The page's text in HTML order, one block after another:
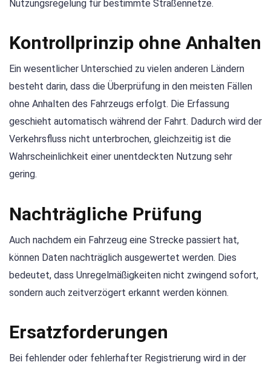
Nutzungsregelung für bestimmte Straßennetze.
Kontrollprinzip ohne Anhalten
Ein wesentlicher Unterschied zu vielen anderen Ländern
besteht darin, dass die Überprüfung in den meisten Fällen
ohne Anhalten des Fahrzeugs erfolgt. Die Erfassung
geschieht automatisch während der Fahrt. Dadurch wird der
Verkehrsfluss nicht unterbrochen, gleichzeitig ist die
Wahrscheinlichkeit einer unentdeckten Nutzung sehr
gering.
Nachträgliche Prüfung
Auch nachdem ein Fahrzeug eine Strecke passiert hat,
können Daten nachträglich ausgewertet werden. Dies
bedeutet, dass Unregelmäßigkeiten nicht zwingend sofort,
sondern auch zeitverzögert erkannt werden können.
Ersatzforderungen
Bei fehlender oder fehlerhafter Registrierung wird in der